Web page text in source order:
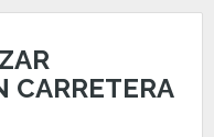
CARRETERA